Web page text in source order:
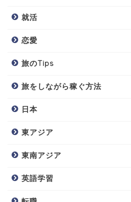
就活
恋愛
旅のTips
旅をしながら稼ぐ方法
日本
東アジア
東南アジア
英語学習